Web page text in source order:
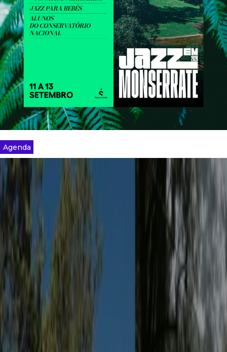
Agenda